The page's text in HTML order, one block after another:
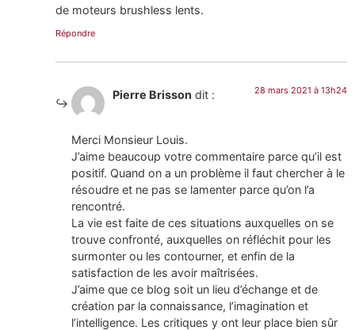
de moteurs brushless lents.
Répondre
Pierre Brisson dit : 28 mars 2021 à 13h24
Merci Monsieur Louis.
J’aime beaucoup votre commentaire parce qu’il est
positif. Quand on a un problème il faut chercher à le
résoudre et ne pas se lamenter parce qu’on l’a
rencontré.
La vie est faite de ces situations auxquelles on se
trouve confronté, auxquelles on réfléchit pour les
surmonter ou les contourner, et enfin de la
satisfaction de les avoir maîtrisées.
J’aime que ce blog soit un lieu d’échange et de
création par la connaissance, l’imagination et
l’intelligence. Les critiques y ont leur place bien sûr